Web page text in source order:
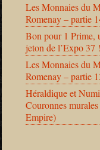
Les Monnaies du
Romenay – partie
Bon pour 1 Prime,
jeton de l’Expo 37
Les Monnaies du
Romenay – partie
Héraldique et
Couronnes
Empire)